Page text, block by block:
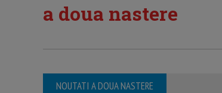
a doua nastere
NOUTATI A DOUA NASTERE